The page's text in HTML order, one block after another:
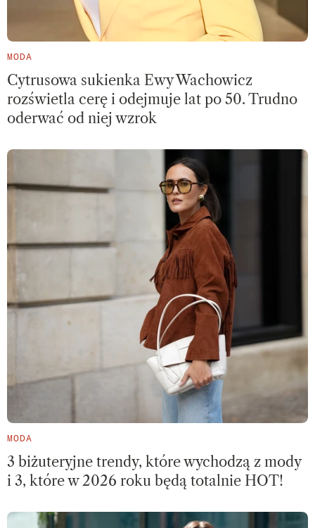
MODA
Cytrusowa sukienka Ewy Wachowicz
rozświetla cerę i odejmuje lat po 50. Trudno
oderwać od niej wzrok
MODA
3 biżuteryjne trendy, które wychodzą z mody
i 3, które w 2026 roku będą totalnie HOT!